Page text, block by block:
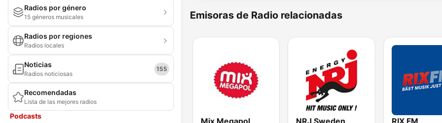
Radios por género
15 géneros musicales
Radios por regiones
Radios locales
Noticias
Radios noticiosas
155
Recomendadas
Lista de las mejores radios
Podcasts
Emisoras de Radio relacionadas